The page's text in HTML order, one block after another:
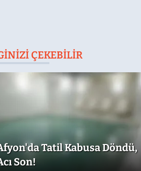
ÇEKEBILIR
Tatil Kabusa Döndü,
Son!